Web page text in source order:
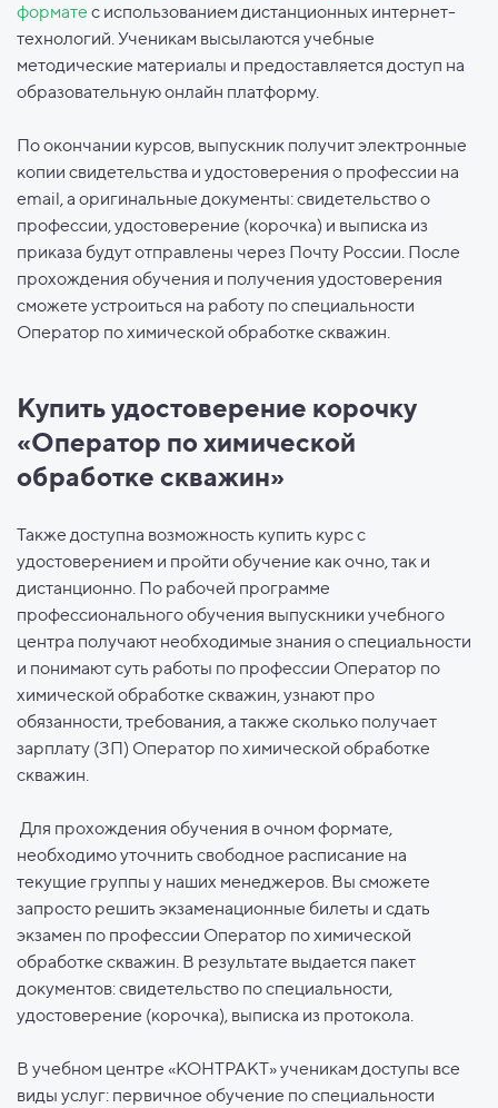
формате с использованием дистанционных интернет-
технологий. Ученикам высылаются учебные
методические материалы и предоставляется доступ на
образовательную онлайн платформу.
По окончании курсов, выпускник получит электронные
копии свидетельства и удостоверения о профессии на
email, а оригинальные документы: свидетельство о
профессии, удостоверение (корочка) и выписка из
приказа будут отправлены через Почту России. После
прохождения обучения и получения удостоверения
сможете устроиться на работу по специальности
Оператор по химической обработке скважин.
Купить удостоверение корочку
«Оператор по химической
обработке скважин»
Также доступна возможность купить курс с
удостоверением и пройти обучение как очно, так и
дистанционно. По рабочей программе
профессионального обучения выпускники учебного
центра получают необходимые знания о специальности
и понимают суть работы по профессии Оператор по
химической обработке скважин, узнают про
обязанности, требования, а также сколько получает
зарплату (ЗП) Оператор по химической обработке
скважин.
Для прохождения обучения в очном формате,
необходимо уточнить свободное расписание на
текущие группы у наших менеджеров. Вы сможете
запросто решить экзаменационные билеты и сдать
экзамен по профессии Оператор по химической
обработке скважин. В результате выдается пакет
документов: свидетельство по специальности,
удостоверение (корочка), выписка из протокола.
В учебном центре «КОНТРАКТ» ученикам доступы все
виды услуг: первичное обучение по специальности